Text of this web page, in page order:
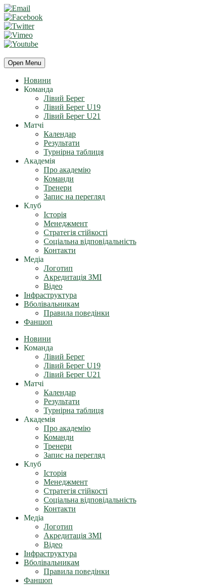
Open Menu
Новини
Команда
Лівий Берег
Лівий Берег U19
Лівий Берег U21
Матчі
Календар
Результати
Турнірна таблиця
Академія
Про академію
Команди
Тренери
Запис на перегляд
Клуб
Історія
Менеджмент
Стратегія стійкості
Соціальна відповідальність
Контакти
Медіа
Логотип
Акредитація ЗМІ
Відео
Інфраструктура
Вболівальникам
Правила поведінки
Фаншоп
Новини
Команда
Лівий Берег
Лівий Берег U19
Лівий Берег U21
Матчі
Календар
Результати
Турнірна таблиця
Академія
Про академію
Команди
Тренери
Запис на перегляд
Клуб
Історія
Менеджмент
Стратегія стійкості
Соціальна відповідальність
Контакти
Медіа
Логотип
Акредитація ЗМІ
Відео
Інфраструктура
Вболівальникам
Правила поведінки
Фаншоп